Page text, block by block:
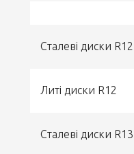
Сталеві диски R12
Литі диски R12
Сталеві диски R13